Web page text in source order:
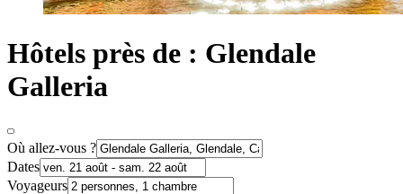
Hôtels près de : Glendale
Galleria
Où allez-vous ?
Dates
Voyageurs